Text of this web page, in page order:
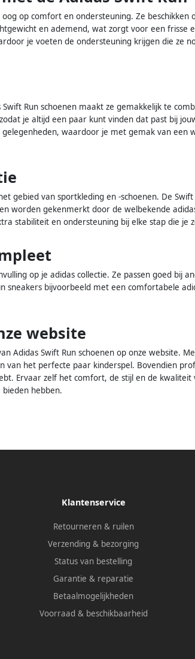
op comfort en ondersteuning. Ze
en ademend, wat zorgt voor een frisse
je voeten de ondersteuning krijgen die ze
Run schoenen maakt ze gemakkelijk te
je altijd een paar kunt vinden dat past bij
waardoor je met gemak van
gebied van sportkleding en -schoenen. De
worden gekenmerkt door de welbekende
stabiliteit en ondersteuning bij elke stap die je
op je adidas collectie. Ze passen goed bij
sneakers bijvoorbeeld met een comfortabele
website
Adidas Swift Run schoenen op onze website.
het perfecte paar kinderspel. Bovendien
Ervaar zelf het comfort, de stijl en de
hebben.
Klantenservice
Retourneren & ruilen
Verzending & bezorging
Status van bestelling
Garantie & reparatie
Betaalmogelijkheden
Voorraad & beschikbaarheid